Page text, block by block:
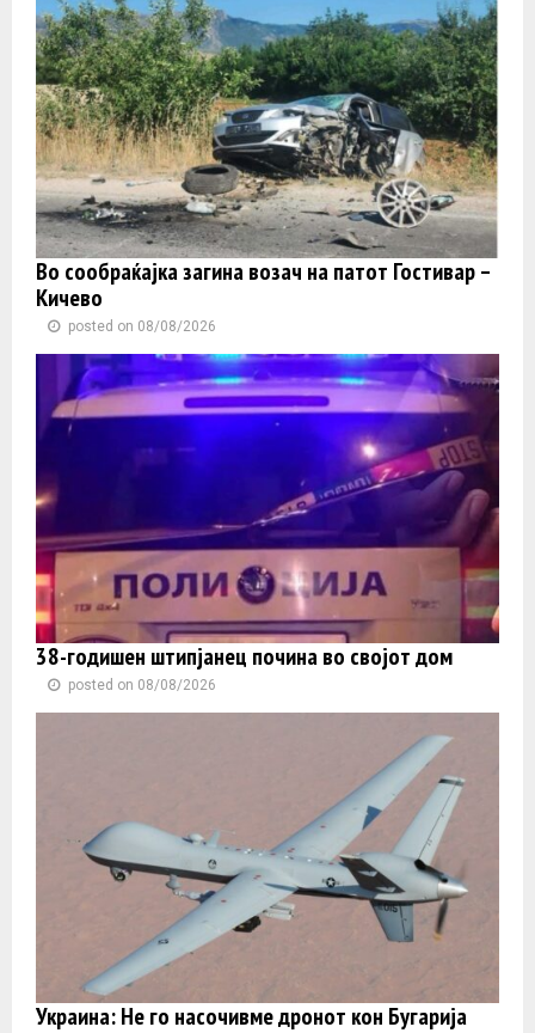
Во сообраќајка загина возач на патот Гостивар –
Кичево
posted on 08/08/2026
38-годишен штипјанец почина во својот дом
posted on 08/08/2026
Украина: Не го насочивме дронот кон Бугарија